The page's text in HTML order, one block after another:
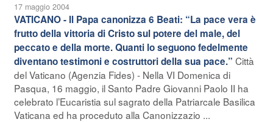
17 maggio 2004
VATICANO - Il Papa canonizza 6 Beati: “La pace vera è
frutto della vittoria di Cristo sul potere del male, del
peccato e della morte. Quanti lo seguono fedelmente
diventano testimoni e costruttori della sua pace.” Città
del Vaticano (Agenzia Fides) - Nella VI Domenica di
Pasqua, 16 maggio, il Santo Padre Giovanni Paolo II ha
celebrato l’Eucaristia sul sagrato della Patriarcale Basilica
Vaticana ed ha proceduto alla Canonizzazio ...